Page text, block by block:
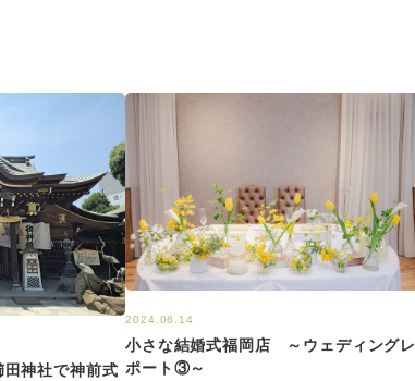
神社で神前式
2024.06.14
小さな結婚式福岡店 ～ウェディングレ
ポート③～